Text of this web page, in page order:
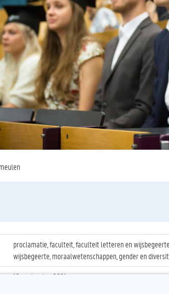
proclamatie, faculteit, faculteit letteren en
wijsbegeerte, moraalwetenschappen, gender en
19 september 2021